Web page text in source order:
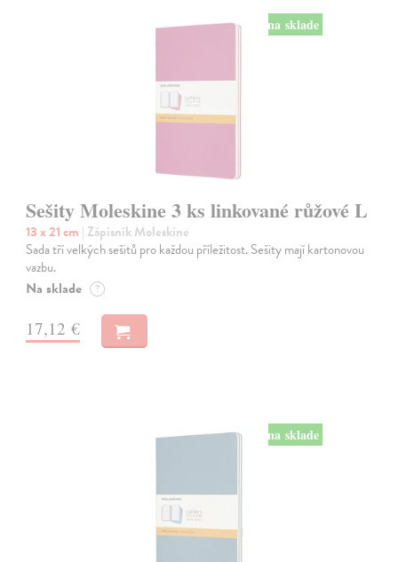
na sklade
Sešity Moleskine 3 ks linkované růžové L
13 x 21 cm | Zápisník Moleskine
Sada tří velkých sešitů pro každou příležitost. Sešity mají kartonovou
vazbu.
Na sklade ?
17,12 €
na sklade